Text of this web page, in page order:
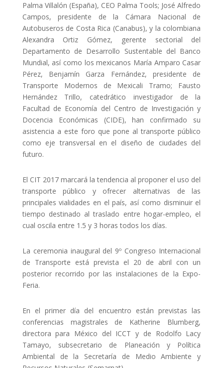
Palma Villalón (España), CEO Palma Tools; José Alfredo
Campos, presidente de la Cámara Nacional de
Autobuseros de Costa Rica (Canabus), y la colombiana
Alexandra Ortiz Gómez, gerente sectorial del
Departamento de Desarrollo Sustentable del Banco
Mundial, así como los mexicanos María Amparo Casar
Pérez, Benjamín Garza Fernández, presidente de
Transporte Modernos de Mexicali Tramo; Fausto
Hernández Trillo, catedrático investigador de la
Facultad de Economía del Centro de Investigación y
Docencia Económicas (CIDE), han confirmado su
asistencia a este foro que pone al transporte público
como eje transversal en el diseño de ciudades del
futuro.
El CIT 2017 marcará la tendencia al proponer el uso del
transporte público y ofrecer alternativas de las
principales vialidades en el país, así como disminuir el
tiempo destinado al traslado entre hogar-empleo, el
cual oscila entre 1.5 y 3 horas todos los días.
La ceremonia inaugural del 9º Congreso Internacional
de Transporte está prevista el 20 de abril con un
posterior recorrido por las instalaciones de la Expo-
Feria.
En el primer día del encuentro están previstas las
conferencias magistrales de Katherine Blumberg,
directora para México del ICCT y de Rodolfo Lacy
Tamayo, subsecretario de Planeación y Política
Ambiental de la Secretaría de Medio Ambiente y